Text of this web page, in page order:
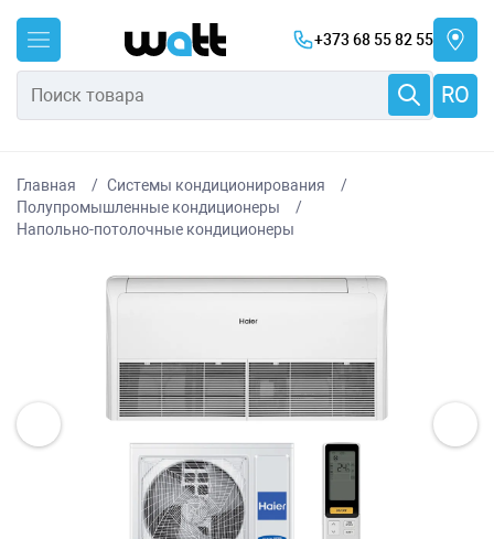
+373 68 55 82 55
RO
Главная
Системы кондиционирования
Полупромышленные кондиционеры
Напольно-потолочные кондиционеры